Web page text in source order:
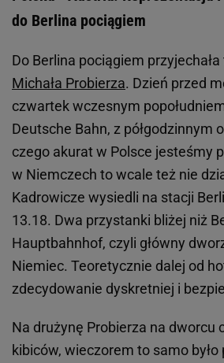
do Berlina pociągiem
Do Berlina pociągiem
Michała Probierza. Dzień przed
czwartek wczesnym
Deutsche Bahn, z półgodzinnym
czego akurat w Polsce jesteśmy
w Niemczech to wcale też nie
Kadrowicze wysiedli na stacji
13.18. Dwa przystanki bliżej niż
Hauptbahnhof, czyli główny
Niemiec. Teoretycznie dalej od
zdecydowanie dyskretniej i
Na drużynę Probierza na dworcu
kibiców, wieczorem to samo